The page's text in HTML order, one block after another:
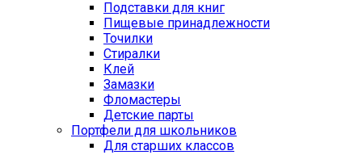
Подставки для книг
Пищевые принадлежности
Точилки
Стиралки
Клей
Замазки
Фломастеры
Детские парты
Портфели для школьников
Для старших классов